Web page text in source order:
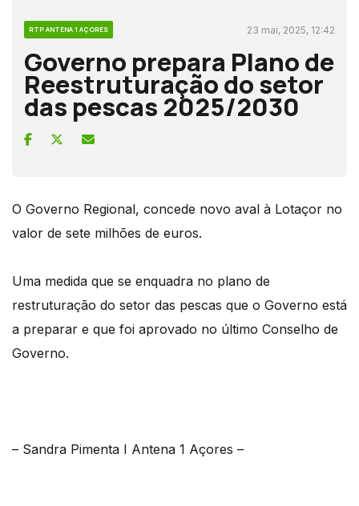
RTP ANTENA 1 AÇORES 23 mai, 2025, 12:42
Governo prepara Plano de
Reestruturação do setor
das pescas 2025/2030
O Governo Regional, concede novo aval à Lotaçor no
valor de sete milhões de euros.
Uma medida que se enquadra no plano de
restruturação do setor das pescas que o Governo está
a preparar e que foi aprovado no último Conselho de
Governo.
– Sandra Pimenta I Antena 1 Açores –